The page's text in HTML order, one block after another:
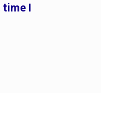
time I